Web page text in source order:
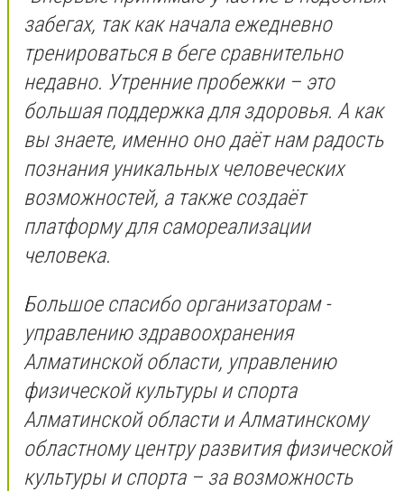
забегах, так как начала ежедневно
тренироваться в беге сравнительно
недавно. Утренние пробежки – это
большая поддержка для здоровья. А как
вы знаете, именно оно даёт нам радость
познания уникальных человеческих
возможностей, а также создаёт
платформу для самореализации
человека.
Большое спасибо организаторам -
управлению здравоохранения
Алматинской области, управлению
физической культуры и спорта
Алматинской области и Алматинскому
областному центру развития физической
культуры и спорта – за возможность